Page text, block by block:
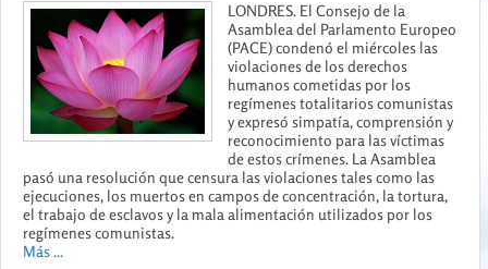
LONDRES. El Consejo de la
Asamblea del Parlamento Europeo
(PACE) condenó el miércoles las
violaciones de los derechos
humanos cometidas por los
regímenes totalitarios comunistas
y expresó simpatía, comprensión y
reconocimiento para las víctimas
de estos crímenes. La Asamblea
pasó una resolución que censura las violaciones tales como las
ejecuciones, los muertos en campos de concentración, la tortura,
el trabajo de esclavos y la mala alimentación utilizados por los
regímenes comunistas.
Más ...